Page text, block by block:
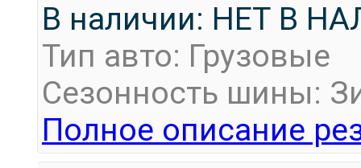
В наличии: НЕТ В
Тип авто: Грузовые
Сезонность шины:
Полное описание